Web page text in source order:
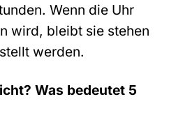
Wenn die Uhr
wird, bleibt sie stehen
werden.
Was bedeutet 5